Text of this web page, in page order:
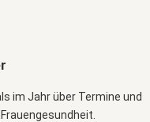
im Jahr über Termine und